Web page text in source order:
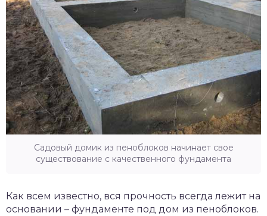
Садовый домик из пеноблоков начинает свое
существование с качественного фундамента
Как всем известно, вся прочность всегда лежит на
основании – фундаменте под дом из пеноблоков.